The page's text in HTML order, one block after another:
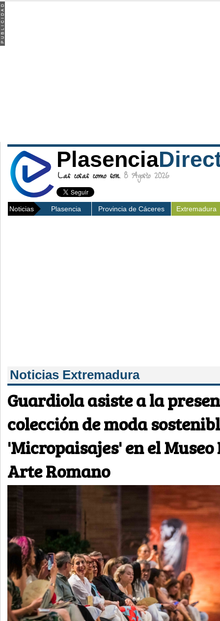
Plasencia
Las cosas como son. 8 Agosto 2026
Noticias Plasencia Provincia de Cáceres Extremadura
Noticias Extremadura
Guardiola asiste a la
colección de moda
'Micropaisajes' en el
Arte Romano